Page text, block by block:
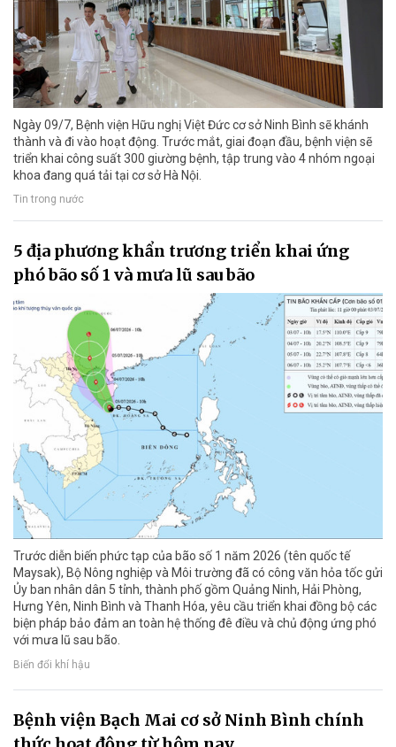
Ngày 09/7, Bệnh viện Hữu nghị Việt Đức cơ sở Ninh Bình sẽ khánh
thành và đi vào hoạt động. Trước mắt, giai đoạn đầu, bệnh viện sẽ
triển khai công suất 300 giường bệnh, tập trung vào 4 nhóm ngoại
khoa đang quá tải tại cơ sở Hà Nội.
Tin trong nước
5 địa phương khẩn trương triển khai ứng
phó bão số 1 và mưa lũ sau bão
Trước diễn biến phức tạp của bão số 1 năm 2026 (tên quốc tế
Maysak), Bộ Nông nghiệp và Môi trường đã có công văn hỏa tốc gửi
Ủy ban nhân dân 5 tỉnh, thành phố gồm Quảng Ninh, Hải Phòng,
Hưng Yên, Ninh Bình và Thanh Hóa, yêu cầu triển khai đồng bộ các
biện pháp bảo đảm an toàn hệ thống đê điều và chủ động ứng phó
với mưa lũ sau bão.
Biến đổi khí hậu
Bệnh viện Bạch Mai cơ sở Ninh Bình chính